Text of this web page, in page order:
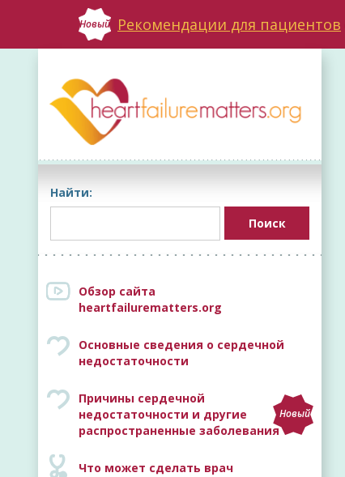
Новый Рекомендации для пациентов
Найти:
Обзор сайта
heartfailurematters.org
Основные сведения о сердечной
недостаточности
Причины сердечной
недостаточности и другие
распространенные заболевания
Новый
Что может сделать врач